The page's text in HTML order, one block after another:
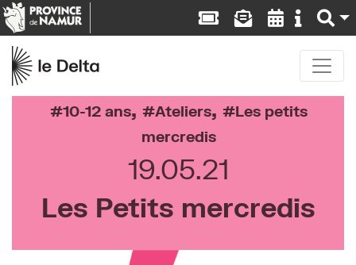
10-12 ans, Ateliers,
Les petits
mercredis
19.05.21
Les Petits mercredis